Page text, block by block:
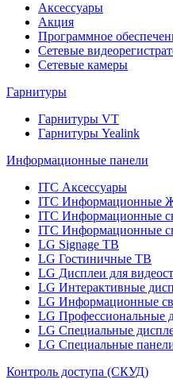
Аксессуары
Акция
Программное
Сетевые
Сетевые камеры
Гарнитуры
Гарнитуры VT
Гарнитуры Yealink
Информационные панели
ITC Аксессуары
ITC Информационные
ITC Информационные
ITC Информационные
LG Signage ТВ
LG Гостиничные ТВ
LG Дисплеи для
LG Интерактивные
LG Информационные
LG Профессиональные
LG Специальные
LG Специальные
Контроль доступа (СКУД)